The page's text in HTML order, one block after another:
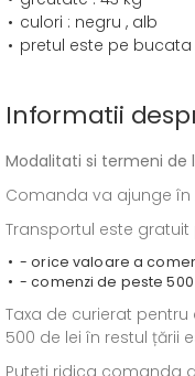
culori : negru , alb
pretul este pe bucata
Informatii
Modalitati si termeni de
Comanda va ajunge în
Transportul este gratuit
- orice valoare a
- comenzi de peste
Taxa de curierat
500 de lei în restul țării
Puteți ridica comanda